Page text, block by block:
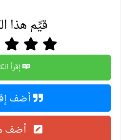
قيِّم هذا
إقرأ
أضف
أضف